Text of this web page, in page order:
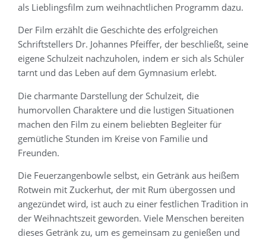
als Lieblingsfilm zum weihnachtlichen Programm dazu.
Der Film erzählt die Geschichte des erfolgreichen
Schriftstellers Dr. Johannes Pfeiffer, der beschließt, seine
eigene Schulzeit nachzuholen, indem er sich als Schüler
tarnt und das Leben auf dem Gymnasium erlebt.
Die charmante Darstellung der Schulzeit, die
humorvollen Charaktere und die lustigen Situationen
machen den Film zu einem beliebten Begleiter für
gemütliche Stunden im Kreise von Familie und
Freunden.
Die Feuerzangenbowle selbst, ein Getränk aus heißem
Rotwein mit Zuckerhut, der mit Rum übergossen und
angezündet wird, ist auch zu einer festlichen Tradition in
der Weihnachtszeit geworden. Viele Menschen bereiten
dieses Getränk zu, um es gemeinsam zu genießen und